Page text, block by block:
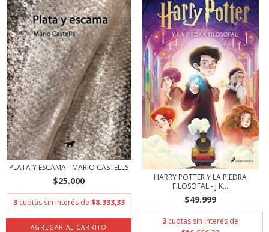
PLATA Y ESCAMA - MARIO CASTELLS
$25.000
3 cuotas sin interés de $8.333,33
HARRY POTTER Y LA PIEDRA
FILOSOFAL - J K...
$49.999
3 cuotas sin interés de